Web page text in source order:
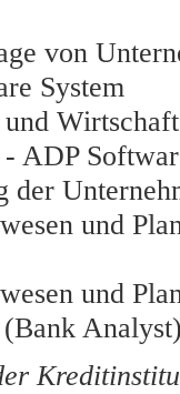
von
System
ADP
der
und
und